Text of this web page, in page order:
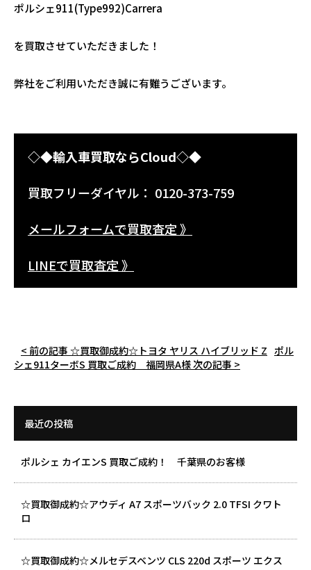
ポルシェ911(Type992)Carrera
を買取させていただきました！
弊社をご利用いただき誠に有難うございます。
◇◆輸入車買取ならCloud◇◆
買取フリーダイヤル： 0120-373-759
メールフォームで買取査定 》
LINEで買取査定 》
< 前の記事 ☆買取御成約☆トヨタ ヤリス ハイブリッド Z ポル
シェ911ターボS 買取ご成約 福岡県A様次の記事 >
最近の投稿
ポルシェ カイエンS 買取ご成約！ 千葉県のお客様
☆買取御成約☆アウディ A7 スポーツバック 2.0 TFSI クワト
ロ
☆買取御成約☆メルセデスベンツ CLS 220d スポーツ エクス